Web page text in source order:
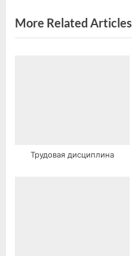
t
More Related Articles
Трудовая дисциплина